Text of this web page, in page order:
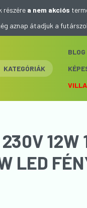
részére a nem akciós
aznap átadjuk a
KATEGÓRIÁK
BLOG
230V
LED